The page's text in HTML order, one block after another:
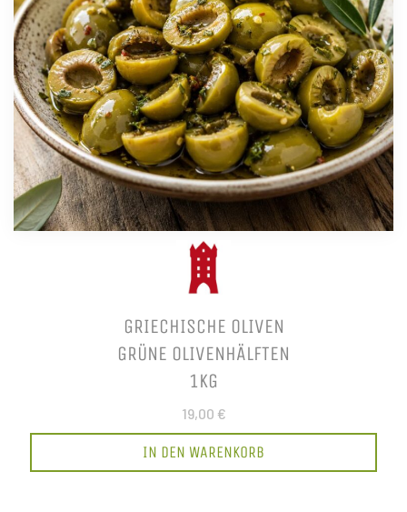
GRIECHISCHE OLIVEN
GRÜNE OLIVENHÄLFTEN
1KG
19,00 €
IN DEN WARENKORB